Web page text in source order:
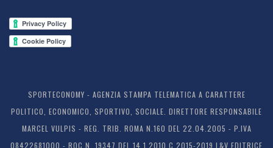
SPORTECONOMY - AGENZIA STAMPA TELEMATICA A CARATTERE
POLITICO, ECONOMICO, SPORTIVO, SOCIALE. DIRETTORE RESPONSABILE
MARCEL VULPIS - REG. TRIB. ROMA N.160 DEL 22.04.2005 - P.IVA
08422681000 - ROC N. 19347 DEL 14.1.2010 C 2015-2019 L&V EDITRICE